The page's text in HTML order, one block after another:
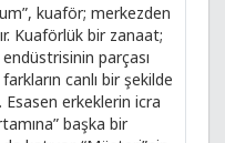
kuaför; merkezden
Kuaförlük bir zanaat;
parçası
canlı bir şekilde
Esasen erkeklerin icra
başka bir